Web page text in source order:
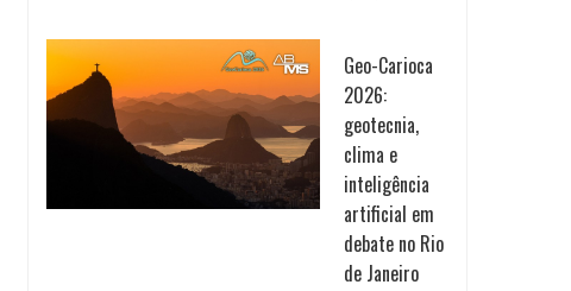
Geo-Carioca
2026:
geotecnia,
clima e
inteligência
artificial em
debate no Rio
de Janeiro